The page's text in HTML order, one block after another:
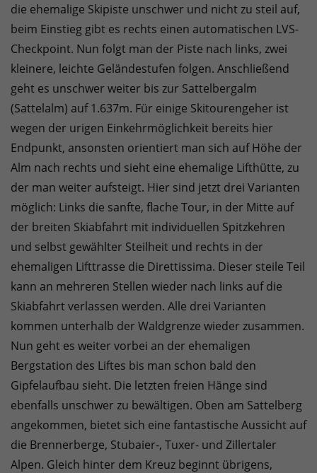
die ehemalige Skipiste unschwer und nicht zu steil auf,
beim Einstieg gibt es rechts einen automatischen LVS-
Checkpoint. Nun folgt man der Piste nach links, zwei
kleinere, leichte Geländestufen folgen. Anschließend
geht es unschwer weiter bis zur Sattelbergalm
(Sattelalm) auf 1.637m. Für einige Skitourengeher ist
wegen der urigen Einkehrmöglichkeit bereits hier
Endpunkt, ansonsten orientiert man sich auf Höhe der
Alm nach rechts und sieht eine ehemalige Lifthütte, zu
der man weiter aufsteigt. Hier sind jetzt drei Varianten
möglich: Links die sanfte, flache Tour, in der Mitte auf
der breiten Skiabfahrt mit individuellen Spitzkehren
und selbst gewählter Steilheit und rechts in der
ehemaligen Lifttrasse die Direttissima. Dieser steile Teil
kann an mehreren Stellen wieder nach links auf die
Skiabfahrt verlassen werden. Alle drei Varianten
kommen unterhalb der Waldgrenze wieder zusammen.
Nun geht es weiter vorbei an der ehemaligen
Bergstation des Liftes bis man schon bald den
Gipfelaufbau sieht. Die letzten freien Hänge sind
ebenfalls unschwer zu bewältigen. Oben am Sattelberg
angekommen, bietet sich eine fantastische Aussicht auf
die Brennerberge, Stubaier-, Tuxer- und Zillertaler
Alpen. Gleich hinter dem Kreuz beginnt übrigens,